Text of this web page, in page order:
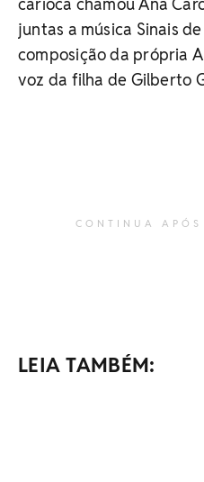
juntas a música Sinais
composição da própria
voz da filha de Gilberto
CONTINUA
LEIA TAMBÉM: